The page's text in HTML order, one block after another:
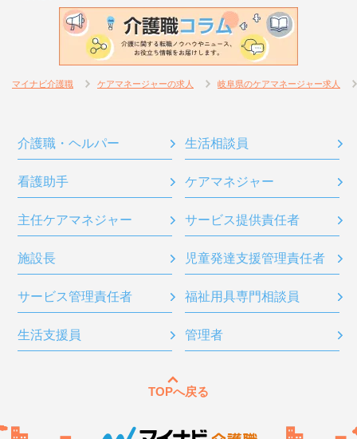
マイナビ介護職 ケアマネージャーの求人 岐阜県のケアマネージャー求人
介護職・ヘルパー 生活相談員
看護助手 ケアマネジャー
主任ケアマネジャー サービス提供責任者
施設長 児童発達支援管理責任者
サービス管理責任者 福祉用具専門相談員
生活支援員 管理者
TOPへ戻る